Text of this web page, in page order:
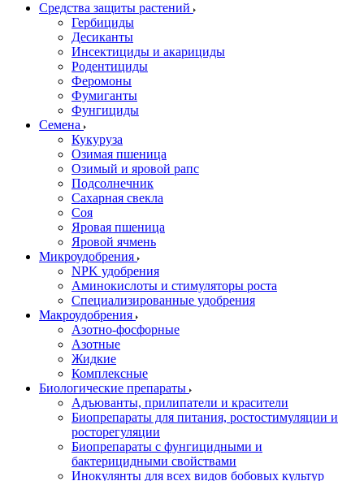
Средства защиты растений
Гербициды
Десиканты
Инсектициды и акарициды
Родентициды
Феромоны
Фумиганты
Фунгициды
Семена
Кукуруза
Озимая пшеница
Озимый и яровой рапс
Подсолнечник
Сахарная свекла
Соя
Яровая пшеница
Яровой ячмень
Микроудобрения
NPK удобрения
Аминокислоты и стимуляторы роста
Специализированные удобрения
Макроудобрения
Азотно-фосфорные
Азотные
Жидкие
Комплексные
Биологические препараты
Адъюванты, прилипатели и красители
Биопрепараты для питания, ростостимуляции и
росторегуляции
Биопрепараты с фунгицидными и
бактерицидными свойствами
Инокулянты для всех видов бобовых культур